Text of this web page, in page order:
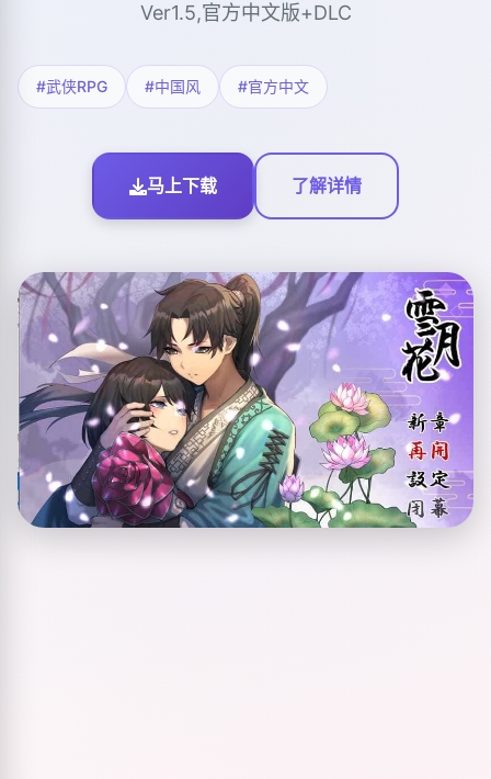
Ver1.5,官方中文版+DLC
#武侠RPG #中国风 #官方中文
马上下载 了解详情